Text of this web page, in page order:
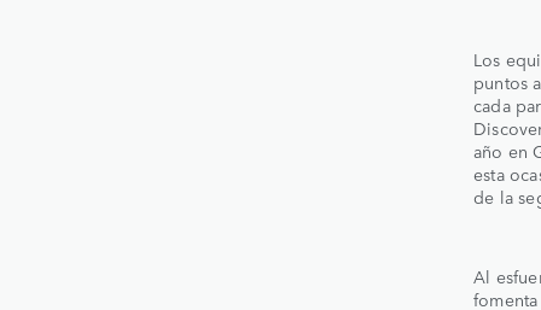
Los
puntos
cada
año en
esta
de la
Al